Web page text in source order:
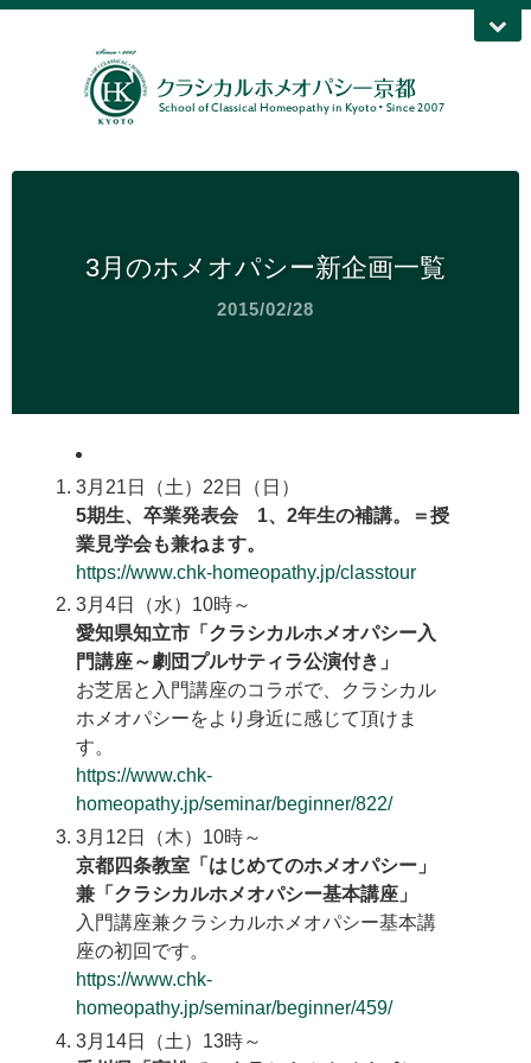
3月のホメオパシー新企画一覧
2015/02/28
3月21日（土）22日（日）
5期生、卒業発表会 1、2年生の補講。＝授
業見学会も兼ねます。
https://www.chk-homeopathy.jp/classtour
3月4日（水）10時～
愛知県知立市「クラシカルホメオパシー入
門講座～劇団プルサティラ公演付き」
お芝居と入門講座のコラボで、クラシカル
ホメオパシーをより身近に感じて頂けま
す。
https://www.chk-
homeopathy.jp/seminar/beginner/822/
3月12日（木）10時～
京都四条教室「はじめてのホメオパシー」
兼「クラシカルホメオパシー基本講座」
入門講座兼クラシカルホメオパシー基本講
座の初回です。
https://www.chk-
homeopathy.jp/seminar/beginner/459/
3月14日（土）13時～